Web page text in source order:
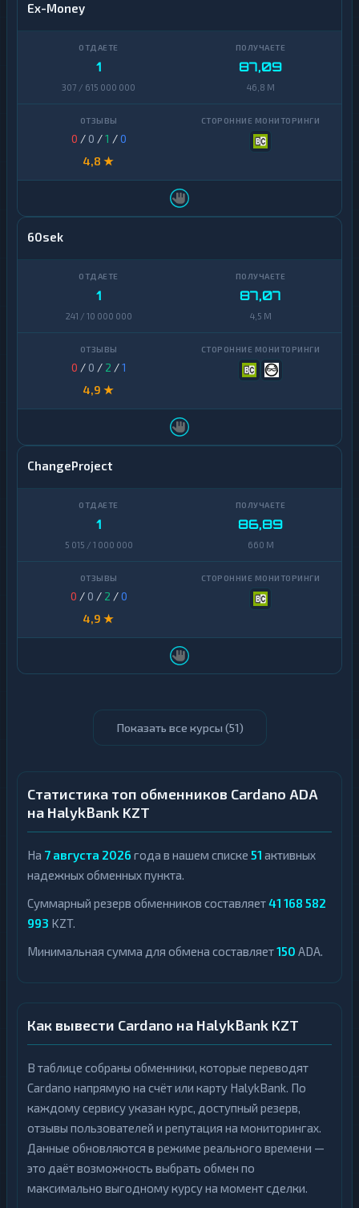
Ex-Money
1
307 / 615 000 000
87,09
46,8 M
0 / 0 /1 /0
4,8 ★
60sek
1
241 / 10 000 000
87,07
4,5 M
0 / 0 / 2 /1
4,9 ★
ChangeProject
1
5 015 / 1 000 000
86,89
660 M
0 / 0 / 2 /0
4,9 ★
Показать все курсы (51)
Статистика топ обменников Cardano ADA
на HalykBank KZT
На 7 августа 2026 года в нашем списке 51 активных
надежных обменных пункта.
Суммарный резерв обменников составляет41 168 582
993 KZT.
Минимальная сумма для обмена составляет150 ADA.
Как вывести Cardano на HalykBank KZT
В таблице собраны обменники, которые переводят
Cardano напрямую на счёт или карту HalykBank. По
каждому сервису указан курс, доступный резерв,
отзывы пользователей и репутация на мониторингах.
Данные обновляются в режиме реального времени —
это даёт возможность выбрать обмен по
максимально выгодному курсу на момент сделки.